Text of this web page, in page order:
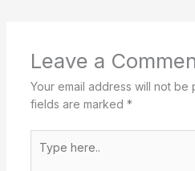
Leave a
Your email address will not be
fields are marked *
here..